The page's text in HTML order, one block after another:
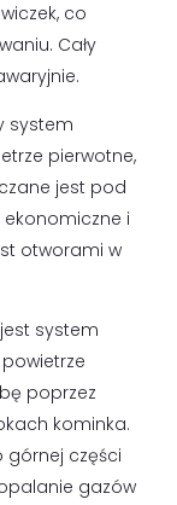
co
Cały
system
pierwotne,
jest pod
ekonomiczne i
otworami w
system
poprzez
kominka.
części
gazów